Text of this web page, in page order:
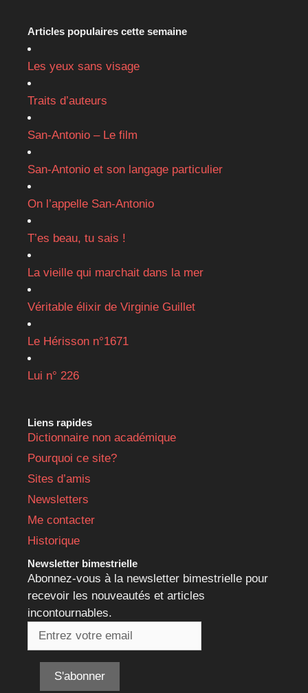
Articles populaires cette semaine
Les yeux sans visage
Traits d’auteurs
San-Antonio – Le film
San-Antonio et son langage particulier
On l’appelle San-Antonio
T’es beau, tu sais !
La vieille qui marchait dans la mer
Véritable élixir de Virginie Guillet
Le Hérisson n°1671
Lui n° 226
Liens rapides
Dictionnaire non académique
Pourquoi ce site?
Sites d’amis
Newsletters
Me contacter
Historique
Newsletter bimestrielle
Abonnez-vous à la newsletter bimestrielle pour
recevoir les nouveautés et articles
incontournables.